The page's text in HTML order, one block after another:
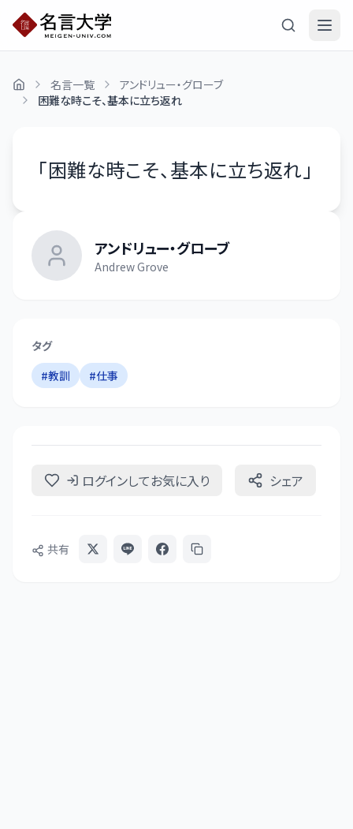
名言一覧
アンドリュー・グローブ
困難な時こそ、基本に立ち返れ
「困難な時こそ、基本に立ち返れ 」
アンドリュー・グローブ
Andrew Grove
タグ
#教訓 #仕事
ログインしてお気に入り シェア
共有